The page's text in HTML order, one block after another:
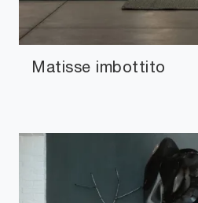
Matisse imbottito